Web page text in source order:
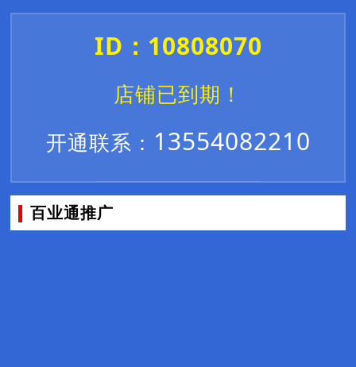
ID：10808070
店铺已到期！
开通联系： 13554082210
百业通推广